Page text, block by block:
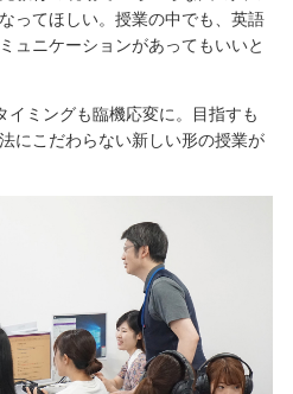
ってほしい。授業の中でも、英語
ュニケーションがあってもいいと
ミングも臨機応変に。目指すも
にこだわらない新しい形の授業が